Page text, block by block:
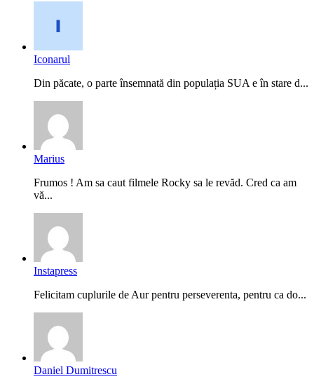
Iconarul
Din păcate, o parte însemnată din populația SUA e în stare d...
Marius
Frumos ! Am sa caut filmele Rocky sa le revăd. Cred ca am
vă...
Instapress
Felicitam cuplurile de Aur pentru perseverenta, pentru ca do...
Daniel Dumitrescu